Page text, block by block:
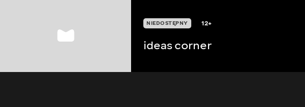
NIEDOSTĘPNY 12+
ideas corner